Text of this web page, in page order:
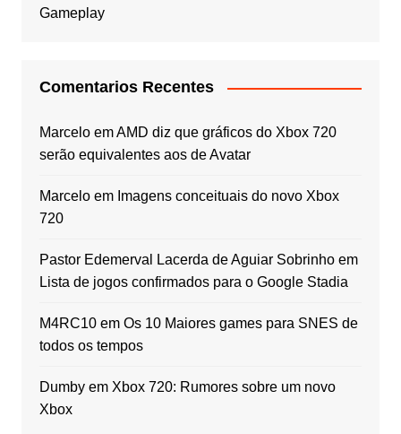
Gameplay
Comentarios Recentes
MarceloemAMD diz que gráficos do Xbox 720
serão equivalentes aos de Avatar
Marceloem Imagens conceituais do novo Xbox
720
Pastor Edemerval Lacerda de Aguiar Sobrinhoem
Lista de jogos confirmados para o Google Stadia
M4RC10em Os 10 Maiores games para SNES de
todos os tempos
Dumbyem Xbox 720: Rumores sobre um novo
Xbox